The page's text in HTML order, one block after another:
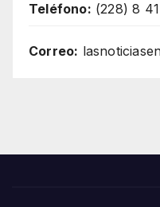
Teléfono: (228) 8
Correo: